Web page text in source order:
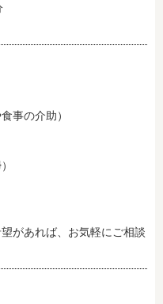
事の介助）
があれば、お気軽にご相談
祝休み
のお仕事
手当・借上社宅
カー通勤OK